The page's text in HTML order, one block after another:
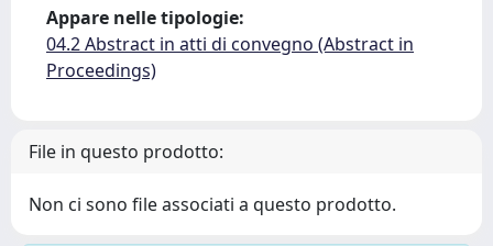
Appare nelle tipologie:
04.2 Abstract in atti di convegno (Abstract in
Proceedings)
File in questo prodotto:
Non ci sono file associati a questo prodotto.